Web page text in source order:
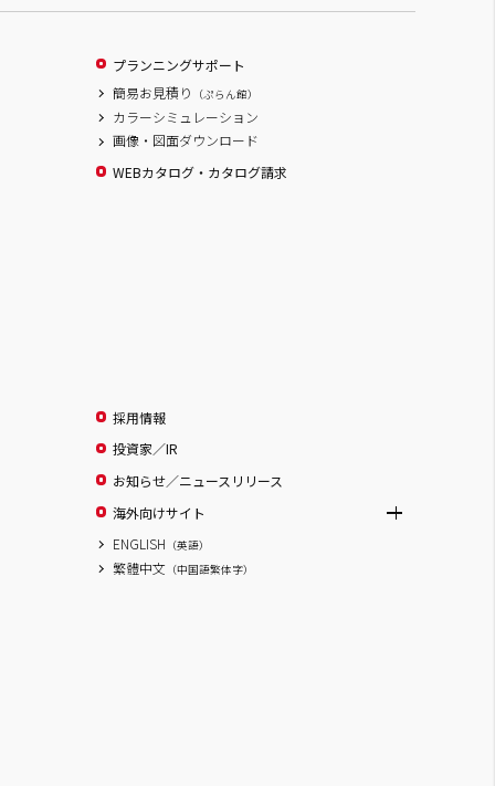
プランニングサポート
簡易お見積り
（ぷらん館）
カラーシミュレーション
画像・図面ダウンロード
WEBカタログ・カタログ請求
採用情報
投資家／IR
お知らせ／ニュースリリース
海外向けサイト
ENGLISH （英語）
繁體中文 （中国語繁体字）